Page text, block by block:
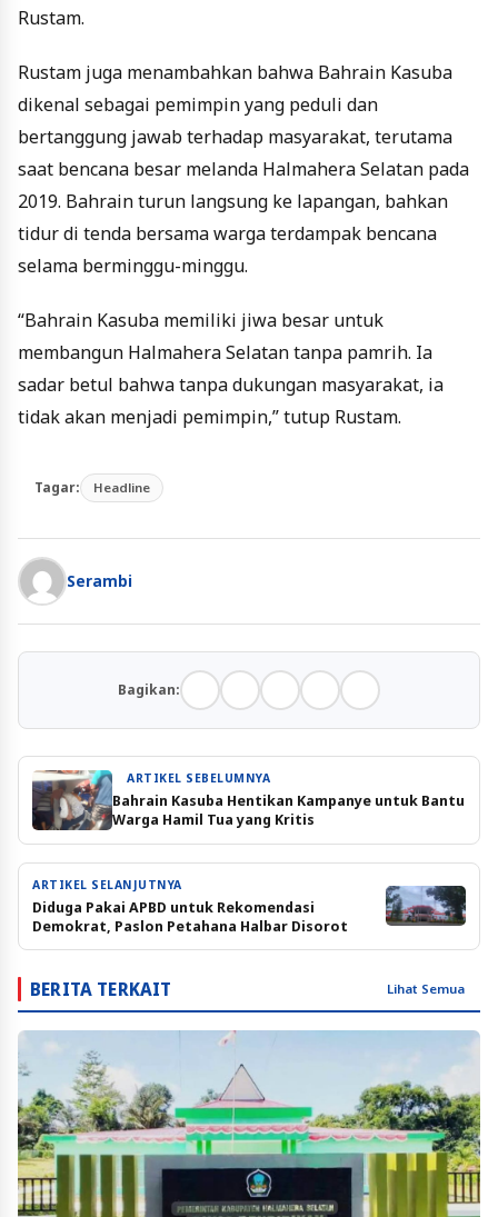
Rustam.
Rustam juga menambahkan bahwa Bahrain Kasuba
dikenal sebagai pemimpin yang peduli dan
bertanggung jawab terhadap masyarakat, terutama
saat bencana besar melanda Halmahera Selatan pada
2019. Bahrain turun langsung ke lapangan, bahkan
tidur di tenda bersama warga terdampak bencana
selama berminggu-minggu.
“Bahrain Kasuba memiliki jiwa besar untuk
membangun Halmahera Selatan tanpa pamrih. Ia
sadar betul bahwa tanpa dukungan masyarakat, ia
tidak akan menjadi pemimpin,” tutup Rustam.
Tagar: Headline
Serambi
Bagikan:
ARTIKEL SEBELUMNYA
Bahrain Kasuba Hentikan Kampanye untuk Bantu
Warga Hamil Tua yang Kritis
ARTIKEL SELANJUTNYA
Diduga Pakai APBD untuk Rekomendasi
Demokrat, Paslon Petahana Halbar Disorot
BERITA TERKAIT Lihat Semua